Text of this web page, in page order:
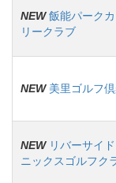
NEW 飯能パークカ
リークラブ
NEW 美里ゴルフ
NEW リバーサイ
ニックスゴルフク